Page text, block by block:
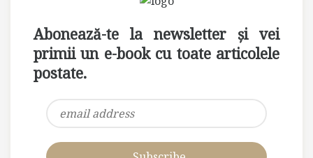
Abonează-te la newsletter și vei
primii un e-book cu toate articolele
postate.